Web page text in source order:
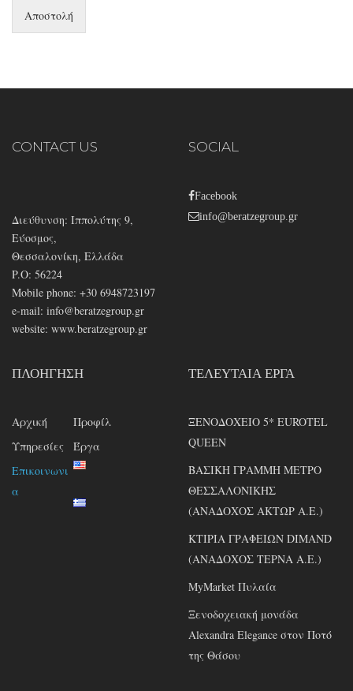
Αποστολή
CONTACT US
Διεύθυνση: Ιππολύτης 9,
Εύοσμος,
Θεσσαλονίκη, Ελλάδα
P.O: 56224
Mobile phone: +30 6948723197
e-mail: info@beratzegroup.gr
website: www.beratzegroup.gr
SOCIAL
Facebook
info@beratzegroup.gr
ΠΛΟΉΓΗΣΗ
Αρχική
Προφίλ
Υπηρεσίες
Έργα
Επικοινωνι
α
ΤΕΛΕΥΤΑΊΑ ΈΡΓΑ
ΞΕΝΟΔΟΧΕΙΟ 5* EUROTEL
QUEEN
ΒΑΣΙΚΗ ΓΡΑΜΜΗ ΜΕΤΡΟ
ΘΕΣΣΑΛΟΝΙΚΗΣ
(ΑΝΑΔΟΧΟΣ ΑΚΤΩΡ Α.Ε.)
ΚΤΙΡΙΑ ΓΡΑΦΕΙΩΝ DIMAND
(ΑΝΑΔΟΧΟΣ ΤΕΡΝΑ Α.Ε.)
MyMarket Πυλαία
Ξενοδοχειακή μονάδα
Alexandra Elegance στον Ποτό
της Θάσου